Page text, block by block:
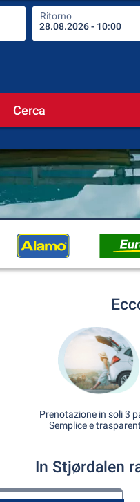
Ritorno
Cerca
Prenotazione in soli 3
Semplice e
In Stjørdalen